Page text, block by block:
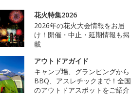
花火特集2026
2026年の花火大会情報をお届
け！開催・中止・延期情報も掲
載
アウトドアガイド
キャンプ場、グランピングから
BBQ、アスレチックまで！全国
のアウトドアスポットをご紹介